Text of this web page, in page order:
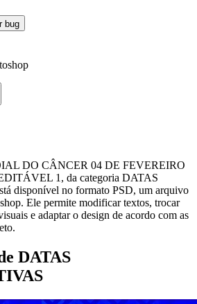
bug
DO CÂNCER 04 DE FEVEREIRO
1, da categoria DATAS
disponível no formato PSD, um arquivo
Ele permite modificar textos, trocar
e adaptar o design de acordo com as
DATAS